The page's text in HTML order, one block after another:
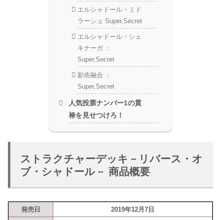
エルシャドール・ミド
ラーシュ Super,Secret
エルシャドール・シェ
キナーガ ：
Super,Secret
影依融合 ：
Super,Secret
人気投票ナンバー1の貫
禄を見せつけろ！
ストラクチャーデッキ－リバース・オ
ブ・シャドール－ 商品概要
発売日
2019年12月7日